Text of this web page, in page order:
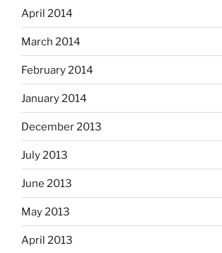
April 2014
March 2014
February 2014
January 2014
December 2013
July 2013
June 2013
May 2013
April 2013